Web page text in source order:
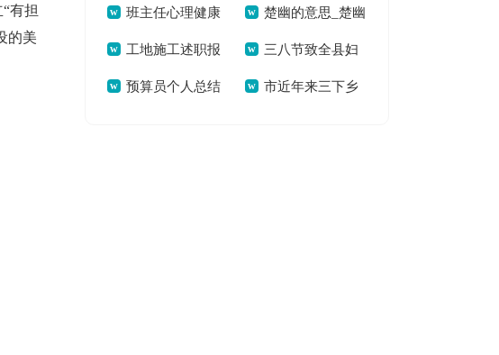
有担
的美
共10986字] 多篇)[本文共7432
字]
(精选多篇)[本文共
7692字]
职(精选多篇)[本文共
4920字]
班主任心理健康
培训总结(通用5篇)
[本文共9576字]
楚幽的意思_楚幽
的拼音[本文共36字]
工地施工述职报
告[本文共3078字]
三八节致全县妇
女姐妹的感谢信[本
预算员个人总结 市近年来三下乡